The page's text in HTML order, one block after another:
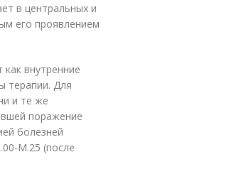
в центральных и
его проявлением
внутренние
терапии. Для
и те же
поражение
болезней
М.25 (после